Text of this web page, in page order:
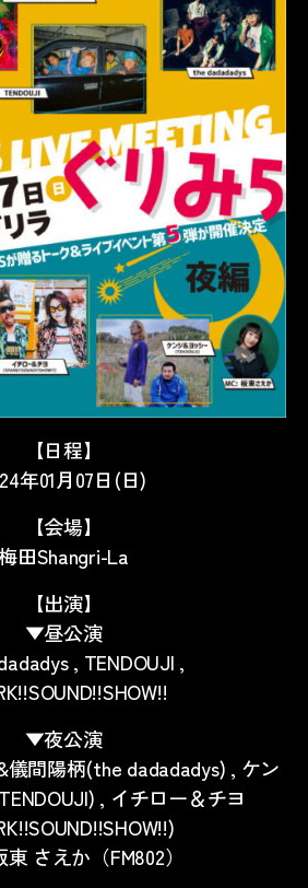
【日程】
年01月07日(日)
【会場】
田Shangri-La
【出演】
▼昼公演
, TENDOUJI ,
▼夜公演
間陽柄(the dadadadys) , ケン
, イチロー＆チヨ
東 さえか（FM802）